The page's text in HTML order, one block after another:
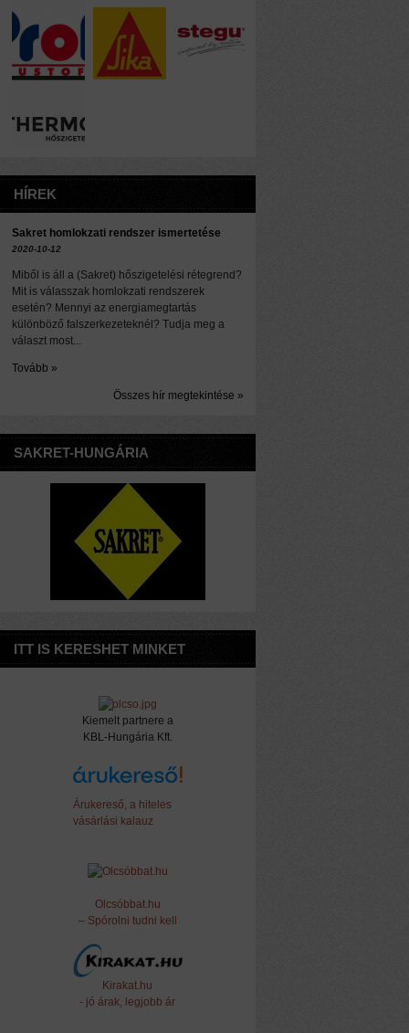
HÍREK
Sakret homlokzati rendszer ismertetése
2020-10-12
Miből is áll a (Sakret) hőszigetelési rétegrend?
Mit is válasszak homlokzati rendszerek
esetén? Mennyi az energiamegtartás
különböző falszerkezeteknél? Tudja meg a
választ most...
Tovább »
Összes hír megtekintése »
SAKRET-HUNGÁRIA
ITT IS KERESHET MINKET
Kiemelt partnere a
KBL-Hungária Kft.
Árukereső, a hiteles
vásárlási kalauz
Olcsóbbat.hu
– Spórolni tudni kell
Kirakat.hu
- jó árak, legjobb ár